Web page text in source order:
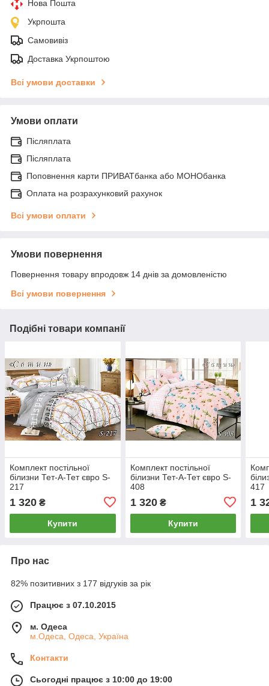
Нова Пошта
Укрпошта
Самовивіз
Доставка Укрпоштою
Всі умови доставки
Умови оплати
Післяплата
Післяплата
Поповнення карти ПРИВАТбанка або МОНОбанка
Оплата на розрахунковий рахунок
Всі умови оплати
Умови повернення
Повернення товару впродовж 14 днів за домовленістю
Всі умови повернення
Подібні товари компанії
Комплект постільної
білизни Тет-А-Тет євро S-
217
1 320 ₴
Купити
Комплект постільної
білизни Тет-А-Тет євро S-
408
1 320₴
Купити
417
1
Про нас
82% позитивних з 177 відгуків за рік
Працює з 07.10.2015
м. Одеса
м.Одеса, Одеса, Україна
Контакти
Сьогодні працює з 10:00 до 19:00